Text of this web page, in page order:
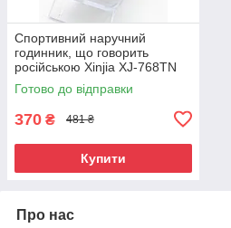
Спортивний наручний
годинник, що говорить
російською Xinjia XJ-768TN
(код: IBW382B )
Готово до відправки
370 ₴ 481 ₴
Купити
Про нас